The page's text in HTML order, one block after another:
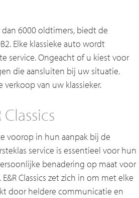
dan 6000 oldtimers, biedt de
Elke klassieke auto wordt
service. Ongeacht of u kiest voor
die aansluiten bij uw situatie.
van uw klassieker.
voorop in hun aanpak bij de
service is essentieel voor hun
benadering op maat voor
Classics zet zich in om met elke
door heldere communicatie en